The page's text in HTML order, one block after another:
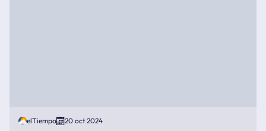
elTiempo 20 oct 2024